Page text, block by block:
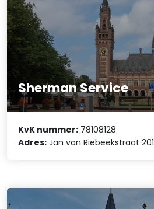
Sherman Service
KvK nummer: 78108128
Adres: Jan van Riebeekstraat 201